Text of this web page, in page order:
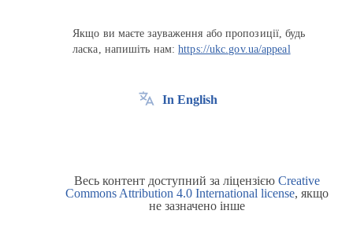
Якщо ви маєте зауваження або пропозиції, будь
ласка, напишіть нам:https://ukc.gov.ua/appeal
In English
Весь контент доступний за ліцензією Creative
Commons Attribution 4.0 International license, якщо
не зазначено інше